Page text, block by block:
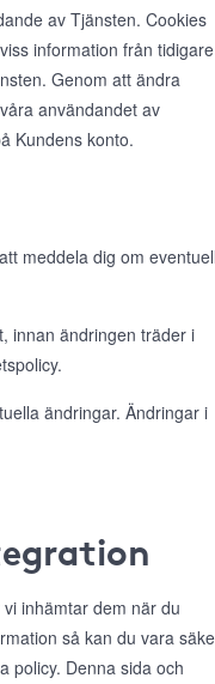
av Tjänsten. Cookies
information från tidigare
Genom att ändra
användandet av
Kundens konto.
meddela dig om
innan ändringen träder i
ändringar. Ändringar i
inhämtar dem när du
så kan du vara
policy. Denna sida och